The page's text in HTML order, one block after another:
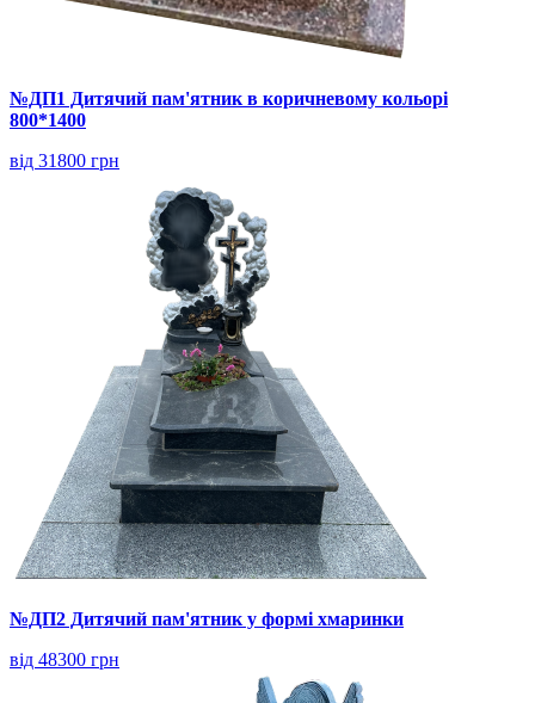
№ДП1 Дитячий пам'ятник в коричневому кольорі
800*1400
від 31800 грн
№ДП2 Дитячий пам'ятник у формі хмаринки
від 48300 грн